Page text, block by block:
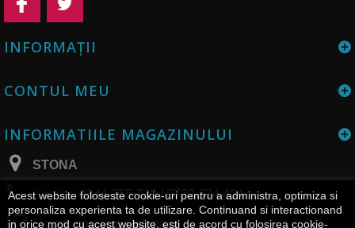
INFORMAŢII
CONTUL MEU
INFORMATIILE MAGAZINULUI
STONA
Contact 0344 255 730 / 0732 334 434
E-mail:comenzi@stona.ro
Acest website foloseste cookie-uri pentru a administra, optimiza si
personaliza experienta ta de utilizare. Continuand si interactionand
in orice mod cu acest website, esti de acord cu folosirea cookie-